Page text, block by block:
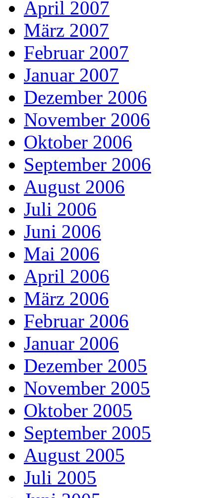
April 2007
März 2007
Februar 2007
Januar 2007
Dezember 2006
November 2006
Oktober 2006
September 2006
August 2006
Juli 2006
Juni 2006
Mai 2006
April 2006
März 2006
Februar 2006
Januar 2006
Dezember 2005
November 2005
Oktober 2005
September 2005
August 2005
Juli 2005